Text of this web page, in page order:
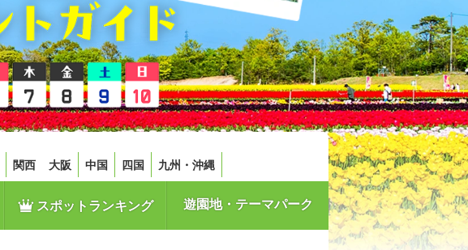
関西 大阪 中国 四国 九州・沖縄
スポットランキング 遊園地・テーマパーク